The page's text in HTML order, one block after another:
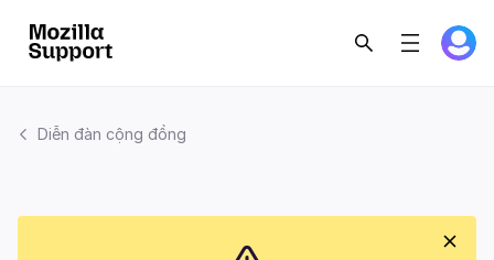
Diễn đàn cộng đồng